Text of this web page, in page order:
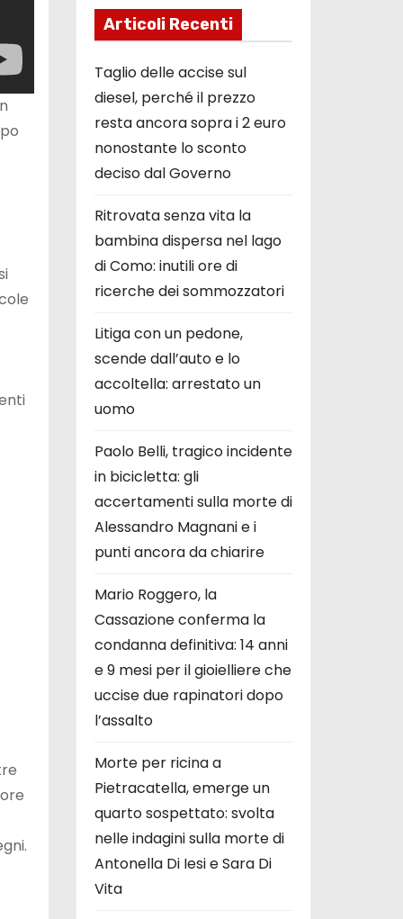
Articoli Recenti
Taglio delle accise sul
diesel, perché il prezzo
resta ancora sopra i 2 euro
nonostante lo sconto
deciso dal Governo
Ritrovata senza vita la
bambina dispersa nel lago
di Como: inutili ore di
ricerche dei sommozzatori
Litiga con un pedone,
scende dall’auto e lo
accoltella: arrestato un
uomo
Paolo Belli, tragico incidente
in bicicletta: gli
accertamenti sulla morte di
Alessandro Magnani e i
punti ancora da chiarire
Mario Roggero, la
Cassazione conferma la
condanna definitiva: 14 anni
e 9 mesi per il gioielliere che
uccise due rapinatori dopo
l’assalto
Morte per ricina a
Pietracatella, emerge un
quarto sospettato: svolta
nelle indagini sulla morte di
Antonella Di Iesi e Sara Di
Vita